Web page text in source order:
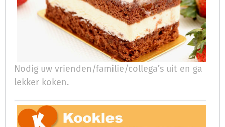
Nodig uw vrienden/familie/collega’s uit en ga
lekker koken.